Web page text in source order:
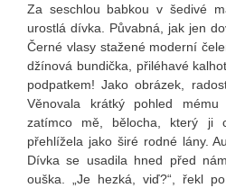
Za seschlou babkou v šedivé
urostlá dívka. Půvabná, jak jen
Černé vlasy stažené moderní
džínová bundička, přiléhavé
podpatkem! Jako obrázek,
Věnovala krátký pohled mému
zatímco mě, bělocha, který ji
přehlížela jako širé rodné lány.
Dívka se usadila hned před
ouška. „Je hezká, viď?“, řekl